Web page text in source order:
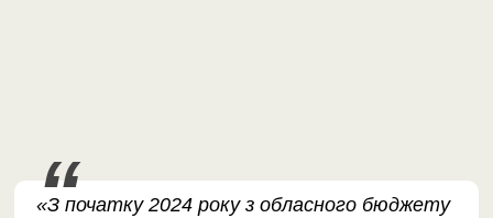
«З початку 2024 року з обласного бюджету